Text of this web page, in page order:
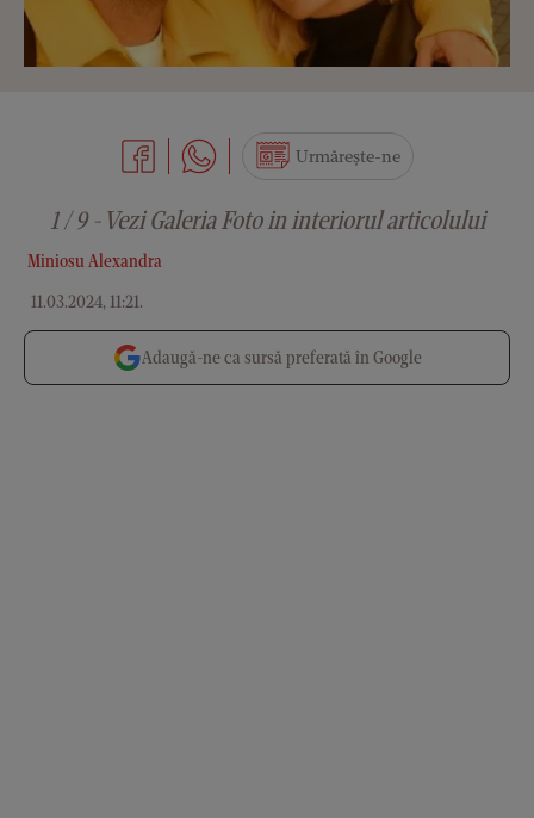
Miniosu Alexandra
11.03.2024, 11:21.
Urmărește-ne
1 / 9 - Vezi Galeria Foto in interiorul articolului
Adaugă-ne ca sursă preferată în Google